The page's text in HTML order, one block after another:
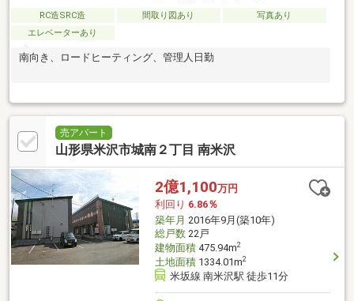
RC造SRC造 間取り図あり
写真あり
エレベーターあり
南向き、ロードヒーティング、管理人日勤
売アパート
山形県米沢市城南２丁目 南米沢
2億1,100万円
利回り 6.86％
築年月 2016年9月(築10年)
総戸数22戸
建物面積475.94m2
土地面積1334.01m2
米坂線 南米沢駅 徒歩11分